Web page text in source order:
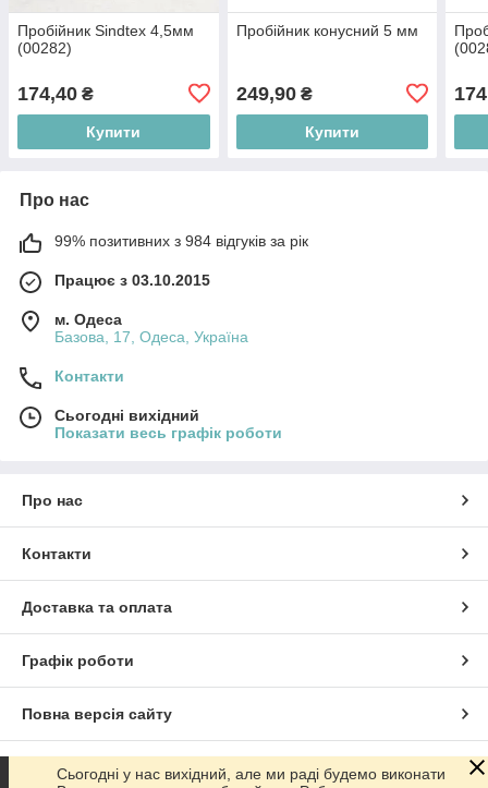
Пробійник Sindtex 4,5мм
(00282)
174,40 ₴
Купити
Пробійник конусний 5 мм
249,90₴
Купити
Про нас
99% позитивних з 984 відгуків за рік
Працює з 03.10.2015
м. Одеса
Базова, 17, Одеса, Україна
Контакти
Сьогодні вихідний
Показати весь графік роботи
Про нас
Контакти
Доставка та оплата
Графік роботи
Повна версія сайту
Сайт створено на маркетплейсі Prom.ua
Сьогодні у нас вихідний, але ми раді будемо виконати